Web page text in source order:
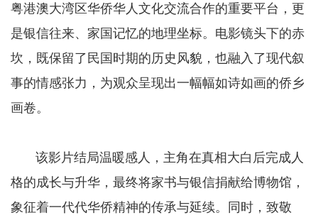
粤港澳大湾区华侨华人文化交流合作的重要平台，更
是银信往来、家国记忆的地理坐标。电影镜头下的赤
坎，既保留了民国时期的历史风貌，也融入了现代叙
事的情感张力，为观众呈现出一幅幅如诗如画的侨乡
画卷。
​​​​​​​ 该影片结局温暖感人，主角在真相大白后完成人
格的成长与升华，最终将家书与银信捐献给博物馆，
象征着一代代华侨精神的传承与延续。同时，致敬